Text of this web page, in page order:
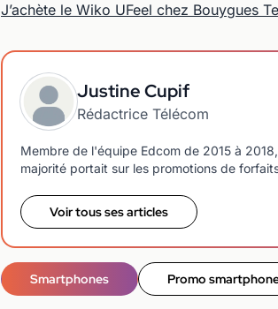
J’achète le Wiko UFeel chez Bouygues
Justine Cupif
Rédactrice Télécom
Membre de l'équipe Edcom de 2015 à
majorité portait sur les promotions de
Voir tous ses articles
Smartphones Promo